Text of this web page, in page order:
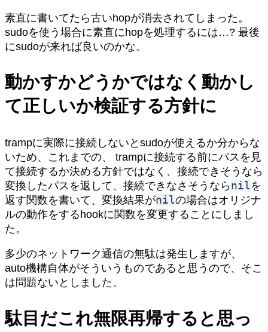
素直に書いてたら古いhopが消去されてしまった。
sudoを使う場合に素直にhopを処理するには…? 最後
にsudoが来れば良いのかな。
動かすかどうかではなく動かし
て正しいか検証する方針に
trampに実際に接続しないとsudoが使えるか分からな
いため、これまでの、 trampに接続する前にパスを見
て接続するか決める方針ではなく、接続できそうなら
変換したパスを返して、接続できなさそうならnil を
返す関数を書いて、変換結果がnilの場合はオリジナ
ルの動作をするhookに関数を変更することにしまし
た。
多少のネットワーク通信の無駄は発生しますが、
auto機構自体がそういうものであると思うので、そこ
は問題ないとしました。
駄目だこれ無限再帰すると思っ